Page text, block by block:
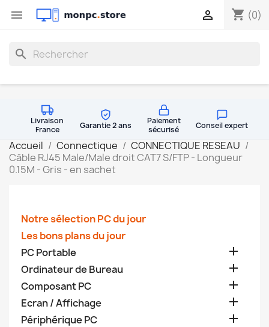
 shopping_cart (0)

search
Livraison
France
Garantie 2 ans
Paiement
sécurisé
Conseil expert
Accueil Connectique
CONNECTIQUE RESEAU
Câble RJ45 Male/Male droit CAT7 S/FTP - Longueur
0.15M - Gris - en sachet
Notre sélection PC du jour
Les bons plans du jour
PC Portable

Ordinateur de Bureau 
Composant PC 
Ecran / Affichage 
Périphérique PC 